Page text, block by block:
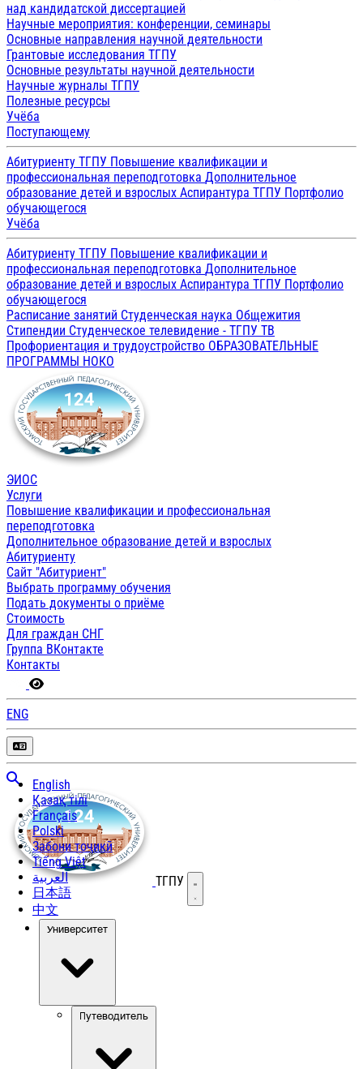
над кандидатской диссертацией
Научные мероприятия: конференции, семинары
Основные направления научной деятельности
Грантовые исследования ТГПУ
Основные результаты научной деятельности
Научные журналы ТГПУ
Полезные ресурсы
Учёба
Поступающему
Абитуриенту ТГПУ Повышение квалификации и
профессиональная переподготовка Дополнительное
образование детей и взрослых Аспирантура ТГПУ Портфолио
обучающегося
Учёба
Абитуриенту ТГПУ Повышение квалификации и
профессиональная переподготовка Дополнительное
образование детей и взрослых Аспирантура ТГПУ Портфолио
обучающегося
Расписание занятий Студенческая наука Общежития
Стипендии Студенческое телевидение - ТГПУ ТВ
Профориентация и трудоустройство ОБРАЗОВАТЕЛЬНЫЕ
ПРОГРАММЫ НОКО
ЭИОС
Услуги
Повышение квалификации и профессиональная
переподготовка
Дополнительное образование детей и взрослых
Абитуриенту
Сайт "Абитуриент"
Выбрать программу обучения
Подать документы о приёме
Стоимость
Для граждан СНГ
Группа ВКонтакте
Контакты
ENG
English
Қазақ тілі
Français
Polski
Забони тоҷикӣ
Tiếng Việt
العربية
日本語
中文
ТГПУ Открыть меню
Университет
Путеводитель